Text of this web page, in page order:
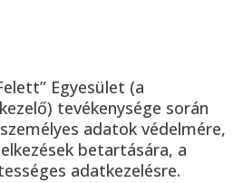
Egyesület (a
tevékenysége során
adatok védelmére,
betartására, a
adatkezelésre.